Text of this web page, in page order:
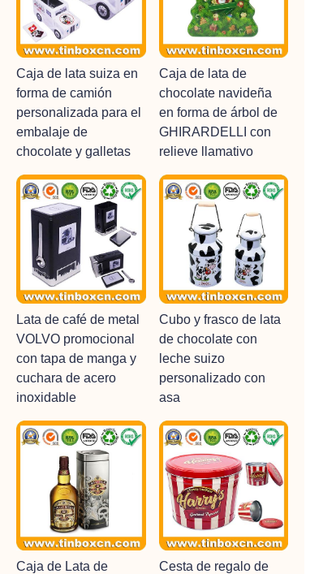
Caja de lata suiza en
forma de camión
personalizada para el
embalaje de
chocolate y galletas
Caja de lata de
chocolate navideña
en forma de árbol de
GHIRARDELLI con
relieve llamativo
Lata de café de metal
VOLVO promocional
con tapa de manga y
cuchara de acero
inoxidable
Cubo y frasco de lata
de chocolate con
leche suizo
personalizado con
asa
Caja de Lata de
Cesta de regalo de